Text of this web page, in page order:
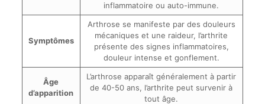
inflammatoire ou auto-immune.
Symptômes
Arthrose se manifeste par des douleurs
mécaniques et une raideur, l’arthrite
présente des signes inflammatoires,
douleur intense et gonflement.
Âge
d’apparition
L’arthrose apparaît généralement à partir
de 40-50 ans, l’arthrite peut survenir à
tout âge.